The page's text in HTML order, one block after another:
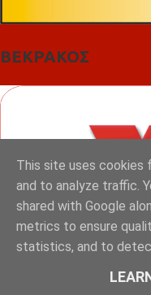
ΒΕΚΡΑΚΟΣ
This site uses cookies
and to analyze traffic.
shared with Google
metrics to ensure
statistics, and to